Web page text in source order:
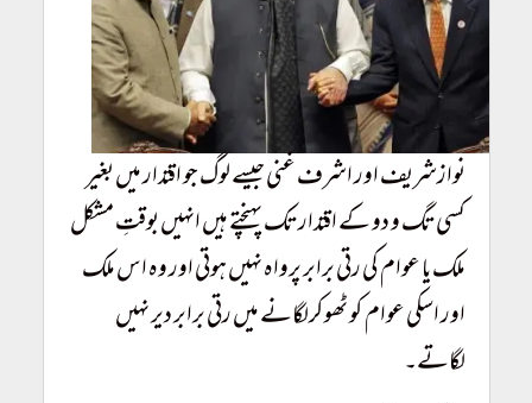
نوازشریف اور اشرف غنی جیسے لوگ جو اقتدار میں بغیر
کسی تگ و دو کے اقتدار تک پہنچتے ہیں انہیں بوقتِ مشکل
ملک یا عوام کی رتی برابر پرواہ نہیں ہوتی اور وہ اس ملک
اور اسکی عوام کو ٹھوکرلگانے میں رتی برابر دیر نہیں
لگاتے۔